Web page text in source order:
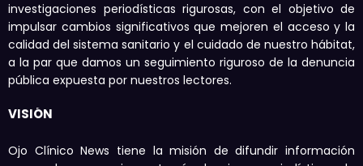
investigaciones periodísticas rigurosas, con el objetivo de
impulsar cambios significativos que mejoren el acceso y la
calidad del sistema sanitario y el cuidado de nuestro hábitat,
a la par que damos un seguimiento riguroso de la denuncia
pública expuesta por nuestros lectores.
VISIÓN
Ojo Clínico News tiene la misión de difundir información